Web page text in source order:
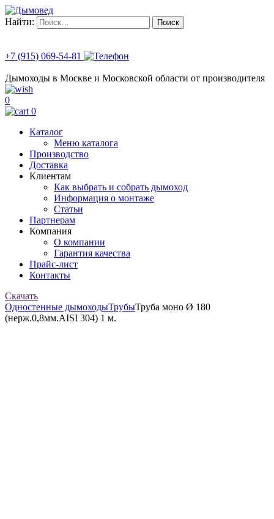
Найти:
+7 (915) 069-54-81
Дымоходы в Москве и Московской области от производителя
0
0
Каталог
Меню каталога
Производство
Доставка
Клиентам
Как выбрать и собрать дымоход
Информация о монтаже
Статьи
Партнерам
Компания
О компании
Гарантия качества
Прайс-лист
Контакты
Скачать
Одностенные дымоходыТрубыТруба моно Ø 180
(нерж.0,8мм.AISI 304) 1 м.